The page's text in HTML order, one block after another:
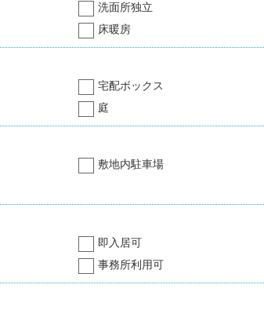
洗面所独立
床暖房
宅配ボックス
庭
敷地内駐車場
即入居可
事務所利用可